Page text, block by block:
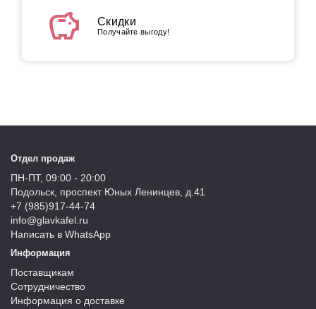
savings Скидки
Получайте выгоду!
Отдел продаж
ПН-ПТ, 09:00 - 20:00
Подольск, проспект Юных Ленинцев, д.41
+7 (985)917-44-74
info@glavkafel.ru
Написать в WhatsApp
Информация
Поставщикам
Сотрудничество
Информация о доставке